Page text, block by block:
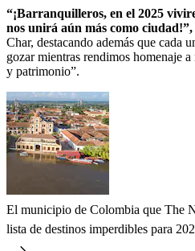
“¡Barranquilleros, en el 2025
nos unirá aún más como ciudad!”,
Char, destacando además que cada
gozar mientras rendimos homenaje
y patrimonio”.
El municipio de Colombia que The
lista de destinos imperdibles para